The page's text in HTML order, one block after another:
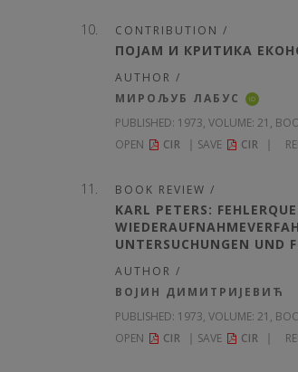
CONTRIBUTION /
ПОЈАМ И КРИТИКА
AUTHOR /
МИРОЉУБ ЛАБУС
iD
PUBLISHED: 1973, VOLUME: 21 ,
OPEN
CIR SAVE CIR
BOOK REVIEW /
KARL PETERS:
UNTERSUCHUNGEN UND
AUTHOR /
ВОЈИН ДИМИТРИЈЕВИЋ
PUBLISHED: 1973, VOLUME: 21 ,
OPEN
CIR SAVE CIR